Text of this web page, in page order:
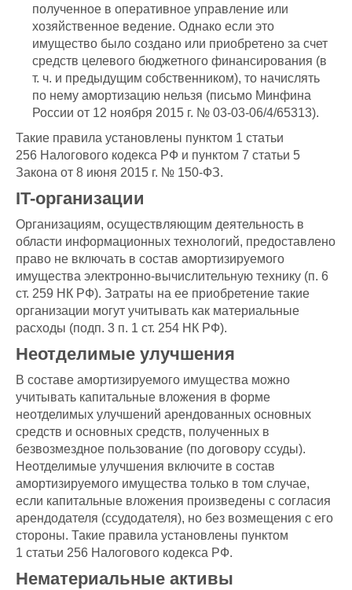
полученное в оперативное управление или
хозяйственное ведение. Однако если это
имущество было создано или приобретено за счет
средств целевого бюджетного финансирования (в
т. ч. и предыдущим собственником), то начислять
по нему амортизацию нельзя (письмо Минфина
России от 12 ноября 2015 г. № 03-03-06/4/65313).
Такие правила установлены пунктом 1 статьи
256 Налогового кодекса РФ и пунктом 7 статьи 5
Закона от 8 июня 2015 г. № 150-ФЗ.
IT-организации
Организациям, осуществляющим деятельность в
области информационных технологий, предоставлено
право не включать в состав амортизируемого
имущества электронно-вычислительную технику (п. 6
ст. 259 НК РФ). Затраты на ее приобретение такие
организации могут учитывать как материальные
расходы (подп. 3 п. 1 ст. 254 НК РФ).
Неотделимые улучшения
В составе амортизируемого имущества можно
учитывать капитальные вложения в форме
неотделимых улучшений арендованных основных
средств и основных средств, полученных в
безвозмездное пользование (по договору ссуды).
Неотделимые улучшения включите в состав
амортизируемого имущества только в том случае,
если капитальные вложения произведены с согласия
арендодателя (ссудодателя), но без возмещения с его
стороны. Такие правила установлены пунктом
1 статьи 256 Налогового кодекса РФ.
Нематериальные активы